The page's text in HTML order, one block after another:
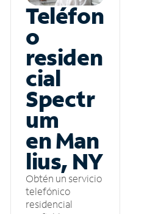
Teléfon
o
residen
cial
Spectr
um
en Man
lius, NY
Obtén un servicio
telefónico
residencial